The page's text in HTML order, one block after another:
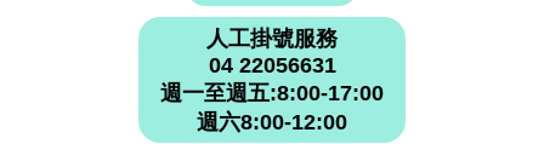
人工掛號服務
04 22056631
週一至週五:8:00-17:00
週六8:00-12:00